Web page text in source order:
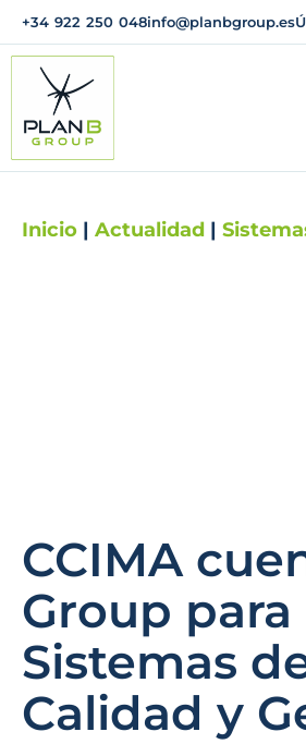
+34 922 250 048info@planbgroup.es
Inicio | Actualidad |
CCIMA
Group
Sistemas
Calidad y